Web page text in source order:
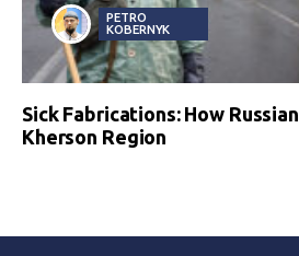
PETRO
KOBERNYK
Sick Fabrications: How
Kherson Region